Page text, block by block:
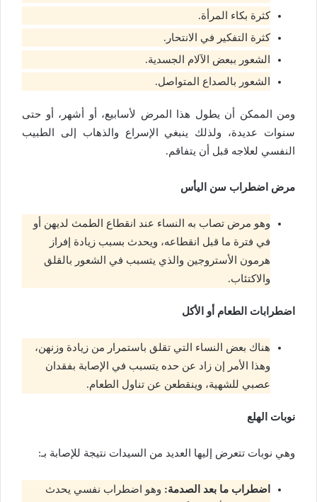
كثرة بكاء المرأة.
كثرة التفكير في الانتحار.
الشعور ببعض الآلام الجسدية.
الشعور بالصداع المتواصل.
ومن الممكن أن يطول هذا المرض لأسابيع، أو أشهر، أو حتى
سنوات عديدة، ولذلك ينبغي الإسراع والذهاب إلى الطبيب
النفسي لعلاجه قبل أن يتفاقم.
مرض اضطراب سن اليأس
وهو مرض تصاب به النساء عند انقطاع الطمث لديهن أو
في فترة ما قبل انقطاعه، ويحدث بسبب زيادة إفراز
هرمون الأستروجين والذي يتسبب في الشعور بالقلق
والاكتئاب.
اضطرابات الطعام أو الأكل
هناك بعض النساء التي تقلق باستمرار من زيادة وزنهن،
وهذا الأمر إن زاد عن حده يتسبب في الإصابة بفقدان
عصبي للشهية، وينقطعن عن تناول الطعام.
نوبات الهلع
وهي نوبات تتعرض إليها العديد من السيدات نتيجة للإصابة بـ:
اضطراب ما بعد الصدمة: وهو اضطراب نفسي يحدث